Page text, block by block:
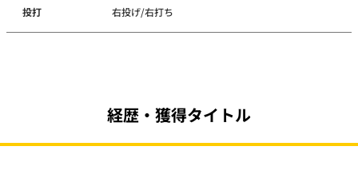
投打 右投げ/右打ち
経歴・獲得タイトル